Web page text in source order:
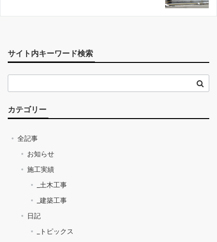
サイト内キーワード検索
カテゴリー
全記事
お知らせ
施工実績
_土木工事
_建築工事
日記
_トピックス